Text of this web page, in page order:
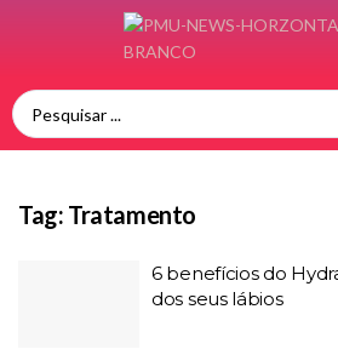
Tag: Tratamento
6 benefícios do
dos seus lábios